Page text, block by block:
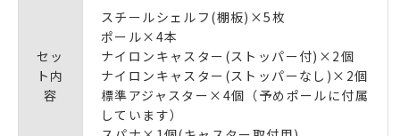
セッ
ト内
容
スチールシェルフ(棚板)×5枚
ポール×4本
ナイロンキャスター(ストッパー付)×2個
ナイロンキャスター(ストッパーなし)×2個
標準アジャスター×4個（予めポールに付属
しています）